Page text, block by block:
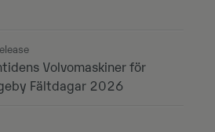
Volvomaskiner för
Fältdagar 2026